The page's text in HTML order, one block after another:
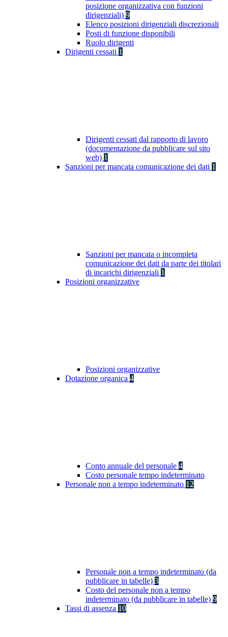
posizione organizzativa con funzioni
dirigenziali) 9
Elenco posizioni dirigenziali discrezionali
Posti di funzione disponibili
Ruolo dirigenti
Dirigenti cessati 1
Dirigenti cessati dal rapporto di lavoro
(documentazione da pubblicare sul sito
web) 1
Sanzioni per mancata comunicazione dei dati 1
Sanzioni per mancata o incompleta
comunicazione dei dati da parte dei titolari
di incarichi dirigenziali 1
Posizioni organizzative
Posizioni organizzative
Dotazione organica 4
Conto annuale del personale 4
Costo personale tempo indeterminato
Personale non a tempo indeterminato 12
Personale non a tempo indeterminato (da
pubblicare in tabelle) 3
Costo del personale non a tempo
indeterminato (da pubblicare in tabelle) 9
Tassi di assenza 10